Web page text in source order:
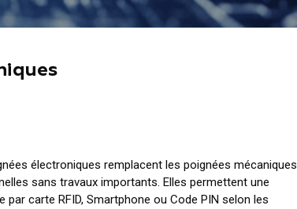
électroniques remplacent les poignées mécaniques
sans travaux importants. Elles permettent une
par carte RFID, Smartphone ou Code PIN selon les